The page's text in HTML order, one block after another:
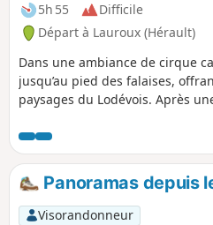
5h 55
Difficile
Départ à Lauroux (Hérault)
Dans une ambiance de cirque
jusqu’au pied des falaises,
paysages du Lodévois. Après
plateau, pénètre dans une forêt
causse au milieu d’un chaos
Panoramas depuis
Visorandonneur